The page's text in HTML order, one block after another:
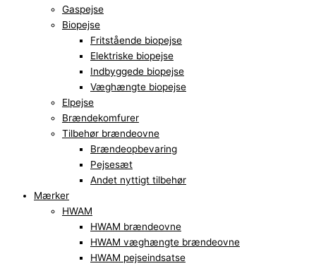
Gaspejse
Biopejse
Fritstående biopejse
Elektriske biopejse
Indbyggede biopejse
Væghængte biopejse
Elpejse
Brændekomfurer
Tilbehør brændeovne
Brændeopbevaring
Pejsesæt
Andet nyttigt tilbehør
Mærker
HWAM
HWAM brændeovne
HWAM væghængte brændeovne
HWAM pejseindsatse